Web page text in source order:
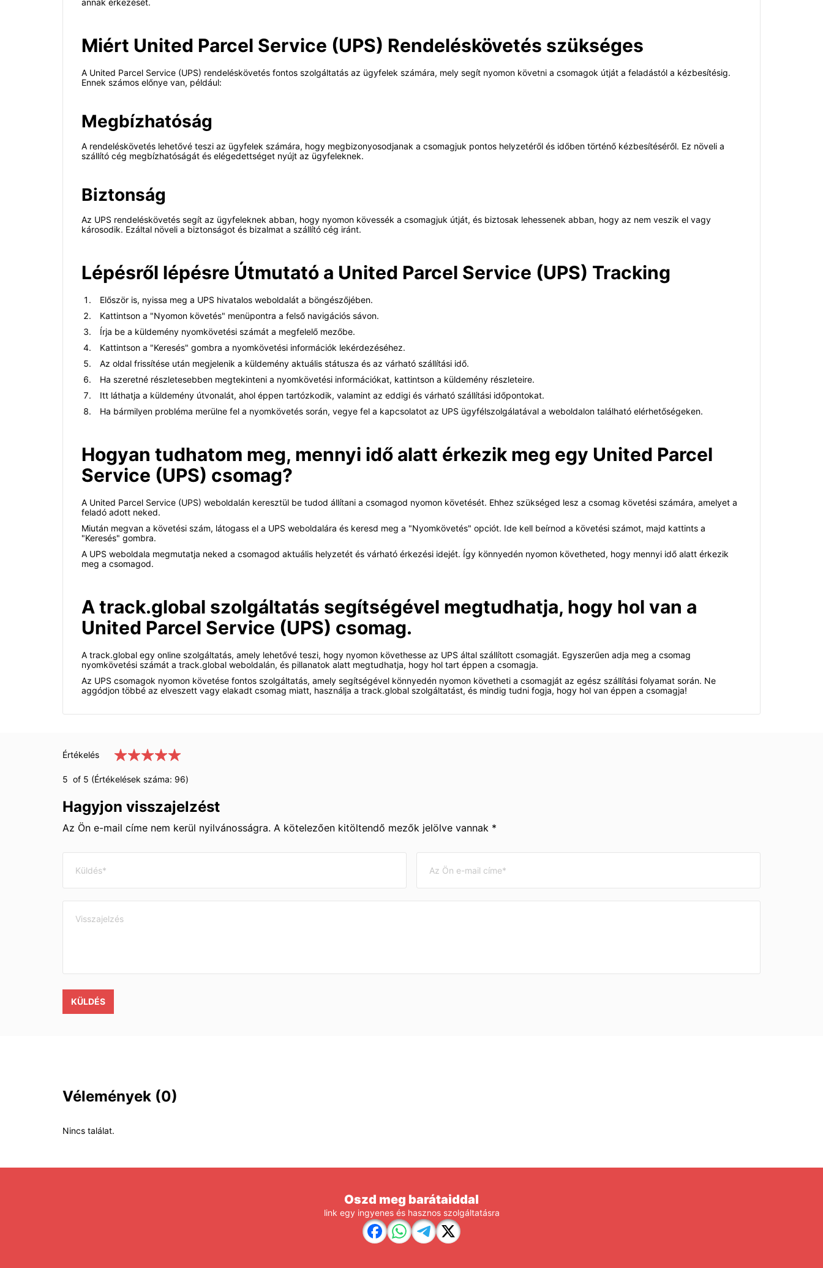
annak érkezését.
Miért United Parcel Service (UPS) Rendeléskövetés szükséges
A United Parcel Service (UPS) rendeléskövetés fontos szolgáltatás az ügyfelek számára, mely segít nyomon követni a csomagok útját a feladástól a kézbesítésig.
Ennek számos előnye van, például:
Megbízhatóság
A rendeléskövetés lehetővé teszi az ügyfelek számára, hogy megbizonyosodjanak a csomagjuk pontos helyzetéről és időben történő kézbesítéséről. Ez növeli a
szállító cég megbízhatóságát és elégedettséget nyújt az ügyfeleknek.
Biztonság
Az UPS rendeléskövetés segít az ügyfeleknek abban, hogy nyomon kövessék a csomagjuk útját, és biztosak lehessenek abban, hogy az nem veszik el vagy
károsodik. Ezáltal növeli a biztonságot és bizalmat a szállító cég iránt.
Lépésről lépésre Útmutató a United Parcel Service (UPS) Tracking
Először is, nyissa meg a UPS hivatalos weboldalát a böngészőjében.
Kattintson a "Nyomon követés" menüpontra a felső navigációs sávon.
Írja be a küldemény nyomkövetési számát a megfelelő mezőbe.
Kattintson a "Keresés" gombra a nyomkövetési információk lekérdezéséhez.
Az oldal frissítése után megjelenik a küldemény aktuális státusza és az várható szállítási idő.
Ha szeretné részletesebben megtekinteni a nyomkövetési információkat, kattintson a küldemény részleteire.
Itt láthatja a küldemény útvonalát, ahol éppen tartózkodik, valamint az eddigi és várható szállítási időpontokat.
Ha bármilyen probléma merülne fel a nyomkövetés során, vegye fel a kapcsolatot az UPS ügyfélszolgálatával a weboldalon található elérhetőségeken.
Hogyan tudhatom meg, mennyi idő alatt érkezik meg egy United Parcel
Service (UPS) csomag?
A United Parcel Service (UPS) weboldalán keresztül be tudod állítani a csomagod nyomon követését. Ehhez szükséged lesz a csomag követési számára, amelyet a
feladó adott neked.
Miután megvan a követési szám, látogass el a UPS weboldalára és keresd meg a "Nyomkövetés" opciót. Ide kell beírnod a követési számot, majd kattints a
"Keresés" gombra.
A UPS weboldala megmutatja neked a csomagod aktuális helyzetét és várható érkezési idejét. Így könnyedén nyomon követheted, hogy mennyi idő alatt érkezik
meg a csomagod.
A track.global szolgáltatás segítségével megtudhatja, hogy hol van a
United Parcel Service (UPS) csomag.
A track.global egy online szolgáltatás, amely lehetővé teszi, hogy nyomon követhesse az UPS által szállított csomagját. Egyszerűen adja meg a csomag
nyomkövetési számát a track.global weboldalán, és pillanatok alatt megtudhatja, hogy hol tart éppen a csomagja.
Az UPS csomagok nyomon követése fontos szolgáltatás, amely segítségével könnyedén nyomon követheti a csomagját az egész szállítási folyamat során. Ne
aggódjon többé az elveszett vagy elakadt csomag miatt, használja a track.global szolgáltatást, és mindig tudni fogja, hogy hol van éppen a csomagja!
Értékelés
5 of 5 (Értékelések száma: 96)
Hagyjon visszajelzést
Az Ön e-mail címe nem kerül nyilvánosságra. A kötelezően kitöltendő mezők jelölve vannak *
KÜLDÉS
Vélemények (0)
Nincs találat.
Oszd meg barátaiddal
link egy ingyenes és hasznos szolgáltatásra